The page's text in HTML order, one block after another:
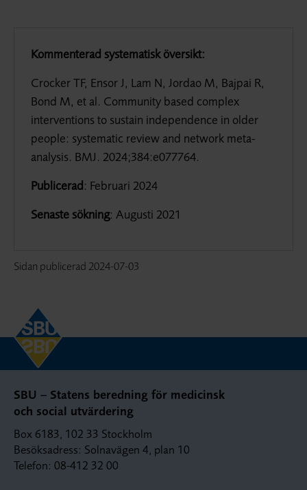
Kommenterad systematisk översikt:
Crocker TF, Ensor J, Lam N, Jordao M, Bajpai R,
Bond M, et al. Community based complex
interventions to sustain independence in older
people: systematic review and network meta-
analysis. BMJ. 2024;384:e077764.
Publicerad: Februari 2024
Senaste sökning: Augusti 2021
Sidan publicerad 2024-07-03
SBU – Statens beredning för medicinsk
och social utvärdering
Box 6183, 102 33 Stockholm
Besöksadress: Solnavägen 4, plan 10
Telefon: 08-412 32 00